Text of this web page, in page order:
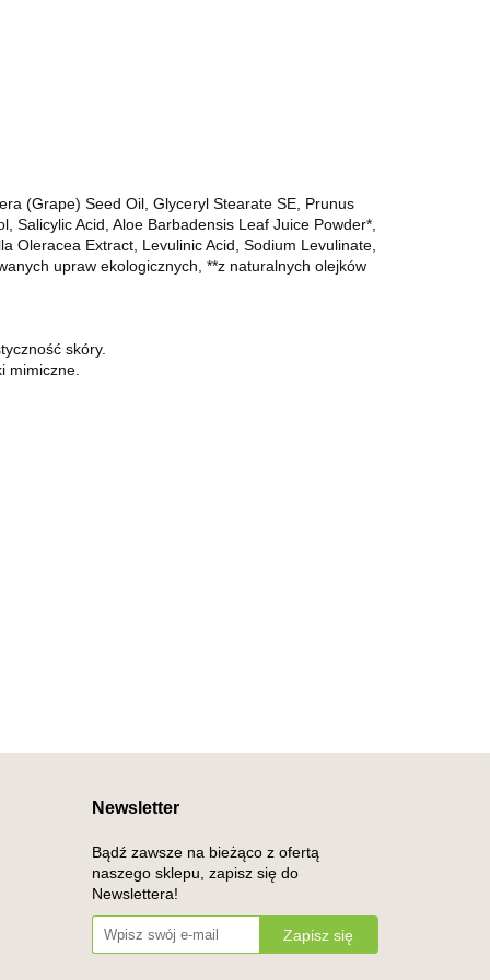
(Grape) Seed Oil, Glyceryl Stearate SE, Prunus
Salicylic Acid, Aloe Barbadensis Leaf Juice Powder*,
Oleracea Extract, Levulinic Acid, Sodium Levulinate,
upraw ekologicznych, **z naturalnych olejków
skóry.
mimiczne.
Newsletter
Bądź zawsze na bieżąco z ofertą
naszego sklepu, zapisz się do
Newslettera!